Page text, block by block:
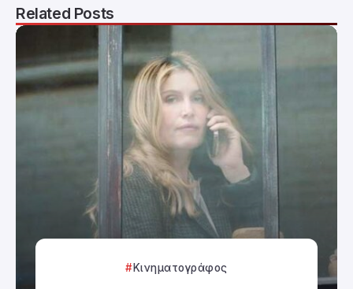
Related Posts
Κινηματογράφος